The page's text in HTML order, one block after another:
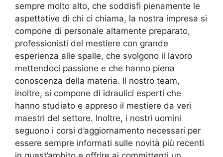
sempre molto alto, che soddisfi pienamente le
aspettative di chi ci chiama, la nostra impresa si
compone di personale altamente preparato,
professionisti del mestiere con grande
esperienza alle spalle, che svolgono il lavoro
mettendoci passione e che hanno piena
conoscenza della materia. Il nostro team,
inoltre, si compone di idraulici esperti che
hanno studiato e appreso il mestiere da veri
maestri del settore. Inoltre, i nostri uomini
seguono i corsi d’aggiornamento necessari per
essere sempre informati sulle novità più recenti